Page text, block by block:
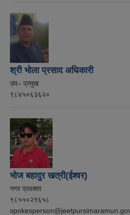
श्री भोला प्रसाद अधिकारी
उप– प्रमुख
९८४५०६३६२०
भोज बहादुर खत्री(ईश्वर)
नगर प्रवक्ता
९८५५०२९६५८